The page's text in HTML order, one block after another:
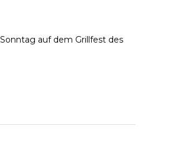
auf dem Grillfest des